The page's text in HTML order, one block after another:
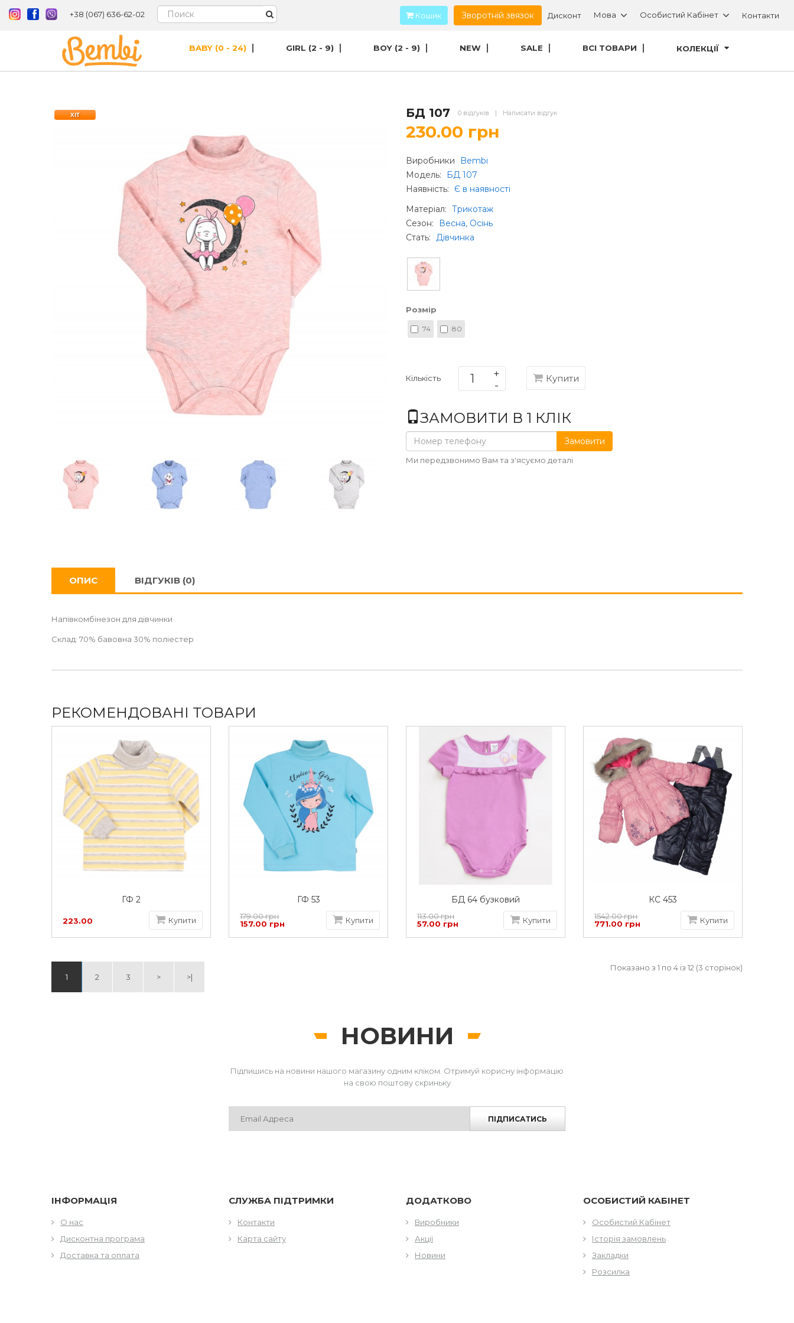
+38 (067) 636-62-02 Кошик Зворотній звязок Дисконт Мова Особистий Кабінет Контакти
BABY (0 - 24) GIRL (2 - 9) BOY (2 - 9) NEW SALE ВСІ ТОВАРИ КОЛЕКЦІЇ
ХІТ БД 107 0 відгуків | Написати відгук
230.00 грн
Виробники
Bembi
Модель:
БД 107
Наявність:
Є в наявності
Матеріал: Трикотаж
Сезон:
Весна, Осінь
Стать: Дівчинка
Розмір
74 80
Кількість Купити
ЗАМОВИТИ В 1 КЛІК
Замовити
Ми передзвонимо Вам та з'ясуємо деталі
ОПИС ВІДГУКІВ (0)
Напівкомбінезон для дівчинки
Склад: 70% бавовна 30% поліестер
РЕКОМЕНДОВАНІ ТОВАРИ
ГФ 2
223.00 Купити
ГФ 53
179.00 грн
157.00 грн
Купити
БД 64 бузковий
113.00 грн
57.00 грн
Купити
КС 453
1542.00 грн
771.00 грн
Купити
1 2 3 > >|
Показано з 1 по 4 із 12 (3 сторінок)
НОВИНИ
Підпишись на новини нашого магазину одним кліком. Отримуй корисну інформацію
на свою поштову скриньку
ПІДПИСАТИСЬ
ІНФОРМАЦІЯ
О нас
Дисконтна програма
Доставка та оплата
СЛУЖБА ПІДТРИМКИ
Контакти
Карта сайту
ДОДАТКОВО
Виробники
Акції
Новини
ОСОБИСТИЙ КАБІНЕТ
Особистий Кабінет
Історія замовлень
Закладки
Розсилка